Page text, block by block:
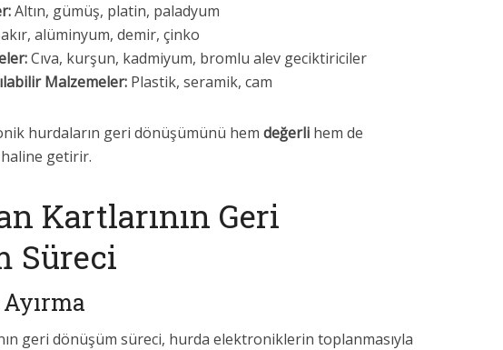
Altın, gümüş, platin, paladyum
alüminyum, demir, çinko
Cıva, kurşun, kadmiyum, bromlu alev geciktiriciler
Malzemeler: Plastik, seramik, cam
hurdaların geri dönüşümünü hem değerli hem de
getirir.
Kartlarının Geri
Süreci
geri dönüşüm süreci, hurda elektroniklerin toplanmasıyla